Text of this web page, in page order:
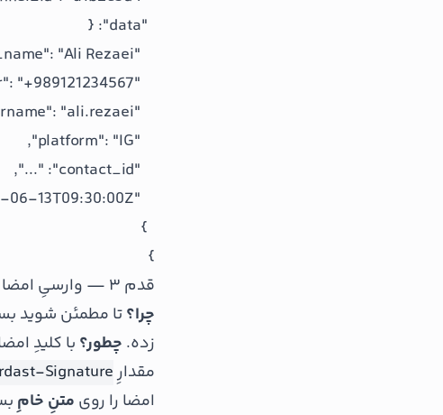
}
قدم ۳ — وارسیِ امضا (مهم‌ترین بخش)
چرا؟تا مطمئن شوید
زده. چطور؟ با کلیدِ
مقدارِSignature
امضا را روی متنِ خامِ